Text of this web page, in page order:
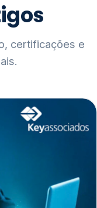
certificações e